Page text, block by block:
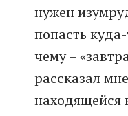
нужен
попасть
чему –
рассказал
находящейся